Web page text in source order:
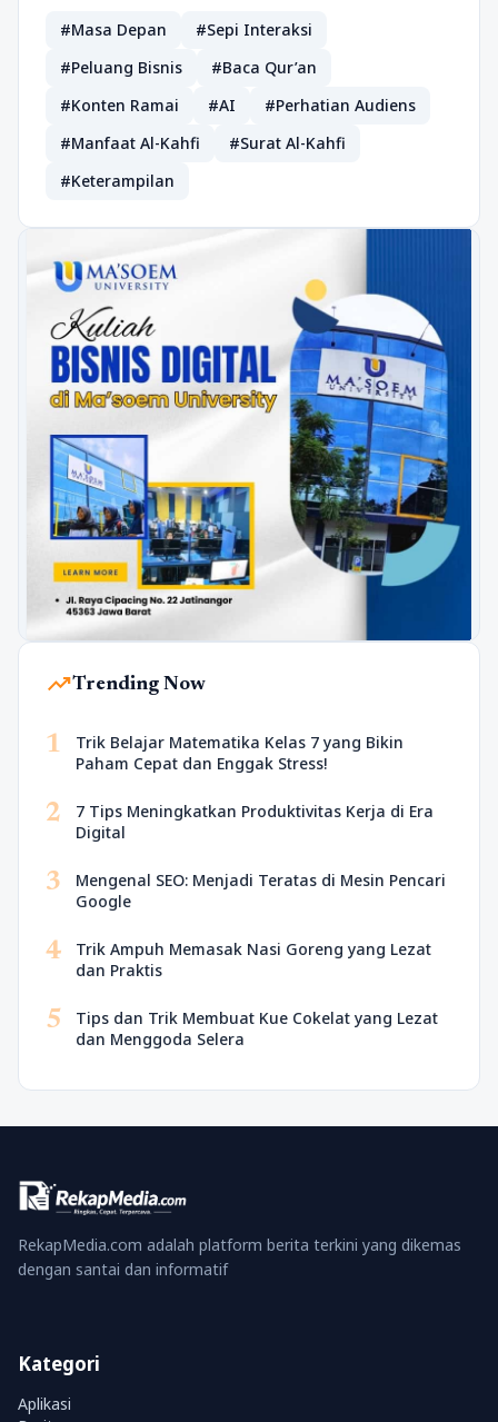
#Masa Depan
#Sepi Interaksi
#Peluang Bisnis
#Baca Qur’an
#Konten Ramai
#AI
#Perhatian Audiens
#Manfaat Al-Kahfi
#Surat Al-Kahfi
#Keterampilan
trending_upTrending Now
1
Trik Belajar Matematika Kelas 7 yang Bikin
Paham Cepat dan Enggak Stress!
2
7 Tips Meningkatkan Produktivitas Kerja di Era
Digital
3
Mengenal SEO: Menjadi Teratas di Mesin Pencari
Google
4
Trik Ampuh Memasak Nasi Goreng yang Lezat
dan Praktis
5
Tips dan Trik Membuat Kue Cokelat yang Lezat
dan Menggoda Selera
RekapMedia.com adalah platform berita terkini yang dikemas
dengan santai dan informatif
Kategori
Aplikasi